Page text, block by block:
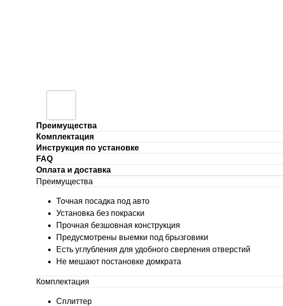
Преимущества
Комплектация
Инструкция по установке
FAQ
Оплата и доставка
Преимущества
Точная посадка под авто
Установка без покраски
Прочная безшовная конструкция
Предусмотрены выемки под брызговики
Есть углубления для удобного сверления отверстий
Не мешают постановке домкрата
Комплектация
Сплиттер